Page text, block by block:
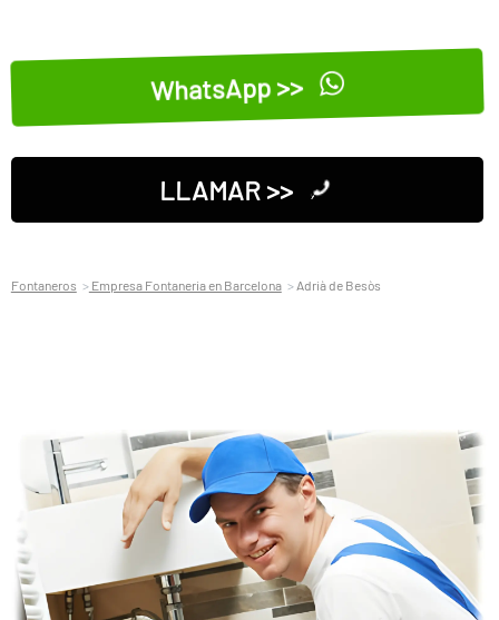
WhatsApp >>
LLAMAR >>
Fontaneros Empresa Fontaneria en Barcelona Adrià de Besòs